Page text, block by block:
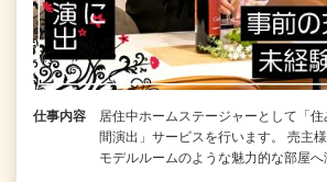
仕事内容
居住中ホームステージャーとして「
間演出」サービスを行います。 売主
モデルルームのような魅力的な部屋